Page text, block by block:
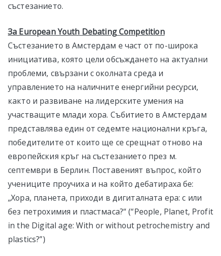
състезанието.
За European Youth Debating Competition
Състезанието в Амстердам е част от по-широка
инициатива, която цели обсъждането на актуални
проблеми, свързани с околната среда и
управлението на наличните енергийни ресурси,
както и развиване на лидерските умения на
участващите млади хора. Събитието в Амстердам
представлява един от седемте национални кръга,
победителите от които ще се срещнат отново на
европейския кръг на състезанието през м.
септември в Берлин. Поставеният въпрос, който
учениците проучиха и на който дебатираха бе:
„Хора, планета, приходи в дигиталната ера: с или
без петрохимия и пластмаса?“ (“People, Planet, Profit
in the Digital age: With or without petrochemistry and
plastics?”)